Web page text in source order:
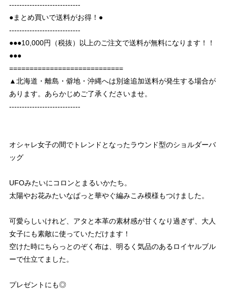
----------------------------
●まとめ買いで送料がお得！●
----------------------------
●●●10,000円（税抜）以上のご注文で送料が無料になります！！
●●●
============================
▲北海道・離島・僻地・沖縄へは別途追加送料が発生する場合が
あります。あらかじめご了承くださいませ。
----------------------------
オシャレ女子の間でトレンドとなったラウンド型のショルダーバ
ッグ
UFOみたいにコロンとまるいかたち。
太陽やお花みたいなぱっと華やぐ編みこみ模様もつけました。
可愛らしいけれど、アタと本革の素材感が甘くなり過ぎず、大人
女子にも素敵に使っていただけます！
空けた時にちらっとのぞく布は、明るく気品のあるロイヤルブル
ーで仕立てました。
プレゼントにも◎